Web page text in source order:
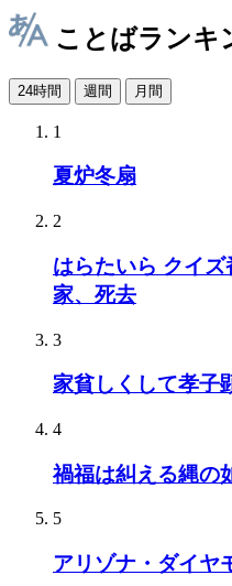
ことばランキ
24時間 週間 月間
1
夏炉冬扇
2
はらたいら クイ
家、死去
3
家貧しくして孝子
4
禍福は糾える縄の
5
アリゾナ・ダイヤ